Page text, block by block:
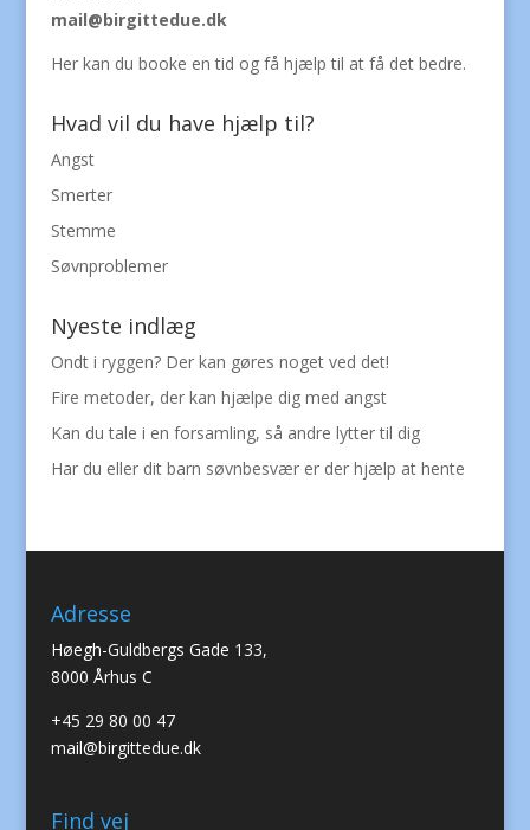
mail@birgittedue.dk
Her kan du booke en tid og få hjælp til at få det bedre.
Hvad vil du have hjælp til?
Angst
Smerter
Stemme
Søvnproblemer
Nyeste indlæg
Ondt i ryggen? Der kan gøres noget ved det!
Fire metoder, der kan hjælpe dig med angst
Kan du tale i en forsamling, så andre lytter til dig
Har du eller dit barn søvnbesvær er der hjælp at hente
Adresse
Høegh-Guldbergs Gade 133,
8000 Århus C
+45 29 80 00 47
mail@birgittedue.dk
Find vej